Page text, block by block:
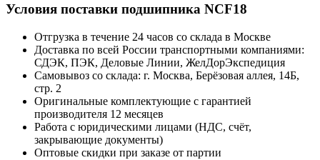
Условия поставки подшипника NCF18
Отгрузка в течение 24 часов со склада в Москве
Доставка по всей России транспортными компаниями:
СДЭК, ПЭК, Деловые Линии, ЖелДорЭкспедиция
Самовывоз со склада: г. Москва, Берёзовая аллея, 14Б,
стр. 2
Оригинальные комплектующие с гарантией
производителя 12 месяцев
Работа с юридическими лицами (НДС, счёт,
закрывающие документы)
Оптовые скидки при заказе от партии